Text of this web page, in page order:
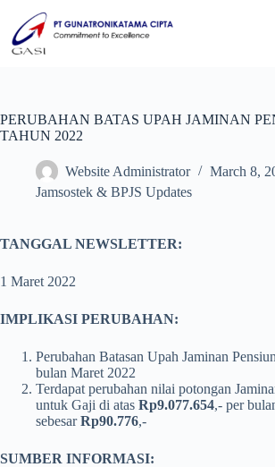
PERUBAHAN BATAS UPAH JAMINAN
TAHUN 2022
Website Administrator
March 8,
Jamsostek & BPJS Updates
TANGGAL NEWSLETTER:
1 Maret 2022
IMPLIKASI PERUBAHAN:
Perubahan Batasan Upah Jaminan
bulan Maret 2022
Terdapat perubahan nilai potongan
untuk Gaji di atas Rp9.077.654,- per
sebesarRp90.776,-
SUMBER INFORMASI: